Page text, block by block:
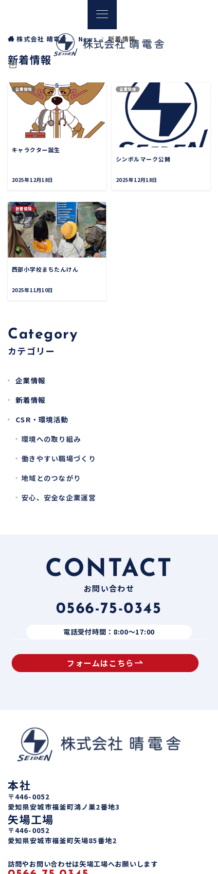
株式会社 晴電舎 News 新着情報
新着情報
企業情報
キャラクター誕生
2025年12月18日
企業情報
シンボルマーク公開
2025年12月18日
新着情報
西部小学校まちたんけん
2025年11月10日
Category
カテゴリー
企業情報
新着情報
CSR・環境活動
環境への取り組み
働きやすい職場づくり
地域とのつながり
安心、安全な企業運営
CONTACT
お問い合わせ
0566-75-0345
電話受付時間：8:00〜17:00
フォームはこちら
本社
〒446-0052
愛知県安城市福釜町鴻ノ巣2番地3
矢場工場
〒446-0052
愛知県安城市福釜町矢場85番地2
訪問やお問い合わせは矢場工場へお願いします